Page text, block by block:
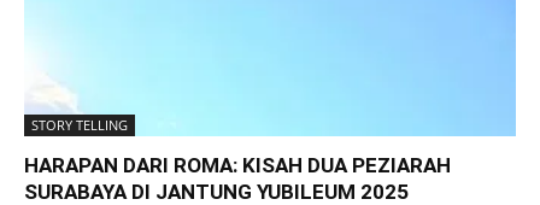
STORY TELLING
HARAPAN DARI ROMA: KISAH DUA PEZIARAH
SURABAYA DI JANTUNG YUBILEUM 2025